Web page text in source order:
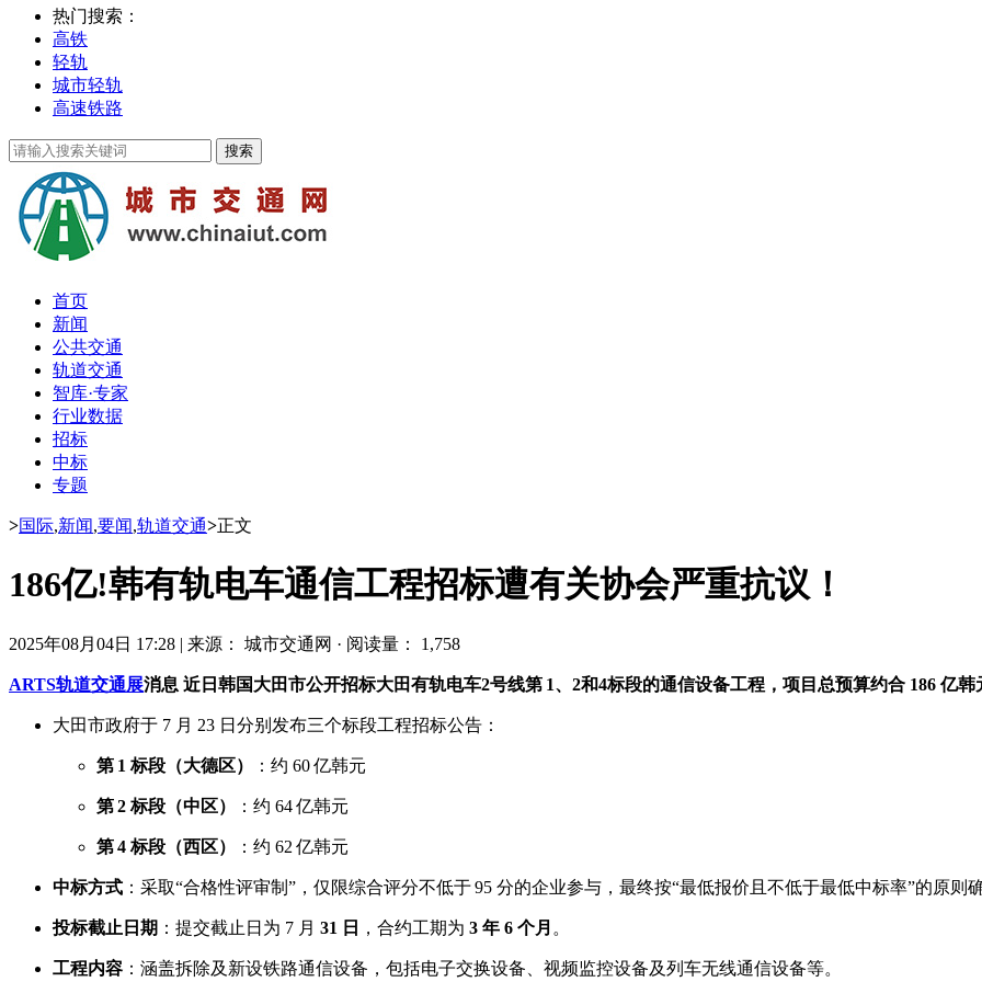
热门搜索：
高铁
轻轨
城市轻轨
高速铁路
首页
新闻
公共交通
轨道交通
智库·专家
行业数据
招标
中标
专题
>国际,新闻,要闻,轨道交通>正文
186亿!韩有轨电车通信工程招标遭有关协会严重抗议！
2025年08月04日 17:28 | 来源： 城市交通网 · 阅读量： 1,758
ARTS轨道交通展消息 近日韩国大田市公开招标大田有轨电车2号线第 1、2和4标段的通信设备工程，项目总预算约合 186 亿韩
大田市政府于 7 月 23 日分别发布三个标段工程招标公告：
第 1 标段（大德区） ：约 60 亿韩元
第 2 标段（中区） ：约 64 亿韩元
第 4 标段（西区） ：约 62 亿韩元
中标方式 ：采取“合格性评审制”，仅限综合评分不低于 95 分的企业参与，最终按“最低报价且不低于最低中标率”的原则
投标截止日期 ：提交截止日为 7 月 31 日 ，合约工期为 3 年 6 个月 。
工程内容 ：涵盖拆除及新设铁路通信设备，包括电子交换设备、视频监控设备及列车无线通信设备等。